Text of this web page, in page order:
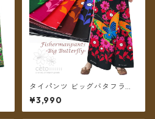
タイパンツ ビッグバタフライ
6カラー リゾパン ロング丈
【メール便送料無料】
¥3,990